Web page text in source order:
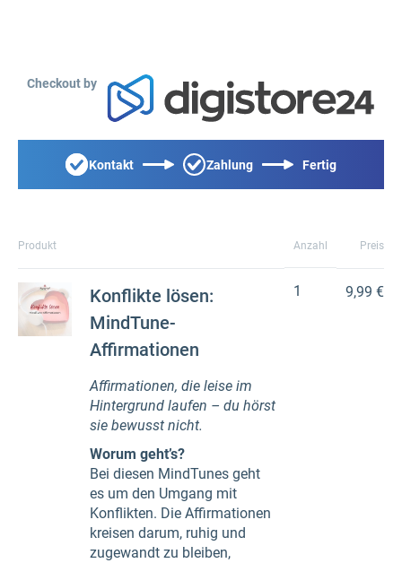
Checkout by
Kontakt Zahlung Fertig
Produkt Anzahl Preis
Konflikte lösen:
MindTune-
Affirmationen
Affirmationen, die leise im
Hintergrund laufen – du hörst
sie bewusst nicht.
Worum geht’s?
Bei diesen MindTunes geht
es um den Umgang mit
Konflikten. Die Affirmationen
kreisen darum, ruhig und
zugewandt zu bleiben,
1 9,99 €